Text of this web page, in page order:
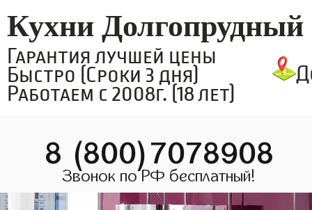
Кухни Долгопрудный
Гарантия лучшей цены
Быстро (Сроки 3 дня)
Работаем с 2008г. (18 лет)
8 (800)7078908
Звонок по РФ бесплатный!